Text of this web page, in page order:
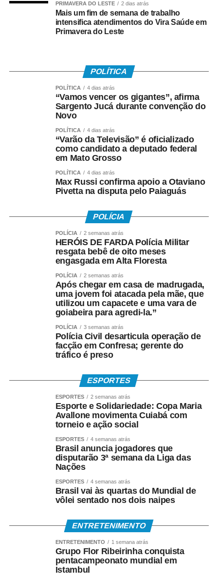
PRIMAVERA DO LESTE 2 dias atrás
Mais um fim de semana de trabalho
intensifica atendimentos do Vira Saúde em
Primavera do Leste
POLÍTICA
POLÍTICA 4 dias atrás
“Vamos vencer os gigantes”, afirma
Sargento Jucá durante convenção do
Novo
POLÍTICA 4 dias atrás
“Varão da Televisão” é oficializado
como candidato a deputado federal
em Mato Grosso
POLÍTICA 4 dias atrás
Max Russi confirma apoio a Otaviano
Pivetta na disputa pelo Paiaguás
POLÍCIA
POLÍCIA 2 semanas atrás
HERÓIS DE FARDA Polícia Militar
resgata bebê de oito meses
engasgada em Alta Floresta
POLÍCIA 2 semanas atrás
Após chegar em casa de madrugada,
uma jovem foi atacada pela mãe, que
utilizou um capacete e uma vara de
goiabeira para agredi-la.”
POLÍCIA 3 semanas atrás
Polícia Civil desarticula operação de
facção em Confresa; gerente do
tráfico é preso
ESPORTES
ESPORTES 2 semanas atrás
Esporte e Solidariedade: Copa Maria
Avallone movimenta Cuiabá com
torneio e ação social
ESPORTES 4 semanas atrás
Brasil anuncia jogadores que
disputarão 3ª semana da Liga das
Nações
ESPORTES 4 semanas atrás
Brasil vai às quartas do Mundial de
vôlei sentado nos dois naipes
ENTRETENIMENTO
ENTRETENIMENTO 1 semana atrás
Grupo Flor Ribeirinha conquista
pentacampeonato mundial em
Istambul